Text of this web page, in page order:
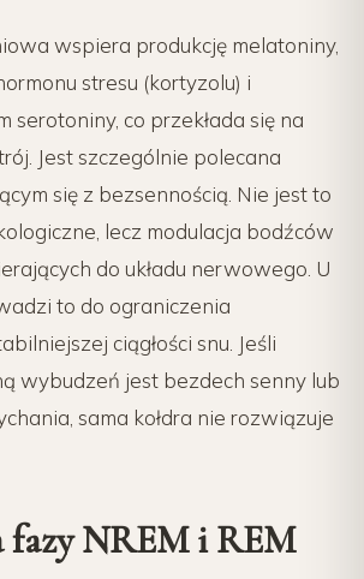
wspiera produkcję melatoniny,
stresu (kortyzolu) i
serotoniny, co przekłada się na
Jest szczególnie polecana
się z bezsennością. Nie jest to
lecz modulacja bodźców
do układu nerwowego. U
to do ograniczenia
ciągłości snu. Jeśli
wybudzeń jest bezdech senny lub
sama kołdra nie rozwiązuje
fazy NREM i REM